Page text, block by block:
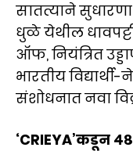
सातत्याने
धुळे येथील
ऑफ, नियंत्रित
भारतीय
संशोधनात नवा
‘CRIEYA’कडून